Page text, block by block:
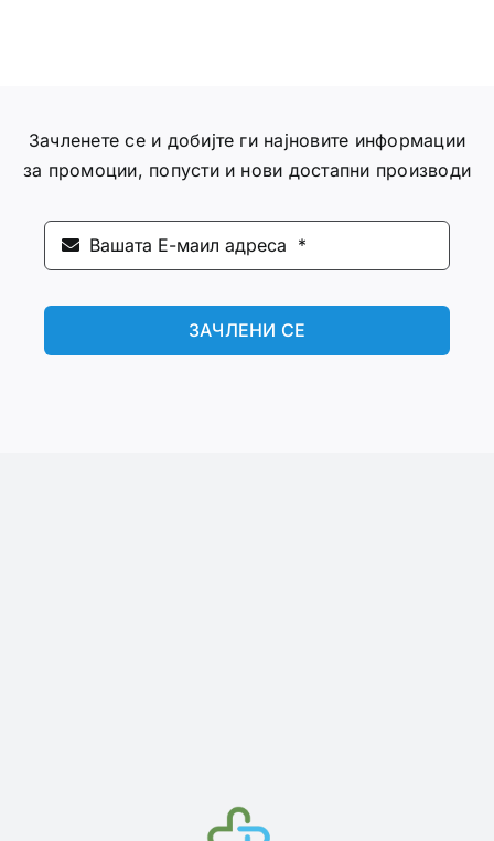
Зачленете се и добијте ги најновите информации
за промоции, попусти и нови достапни производи
ЗАЧЛЕНИ СЕ